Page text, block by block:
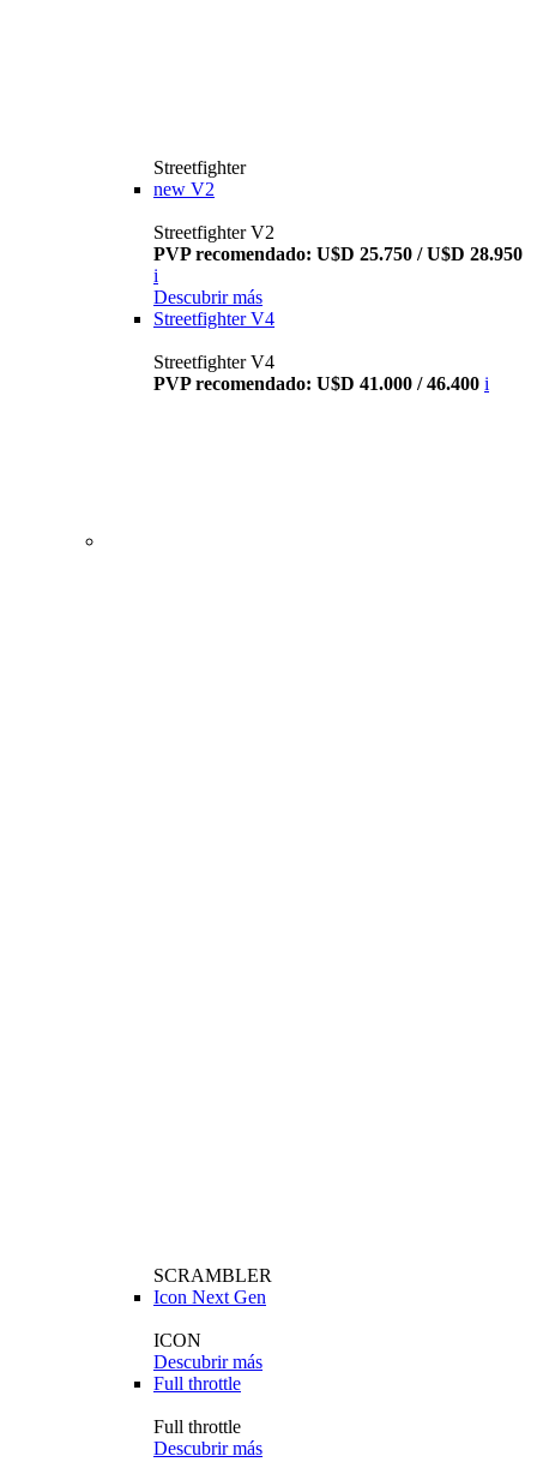
Streetfighter
new V2
Streetfighter V2
PVP recomendado: U$D 25.750 / U$D 28.950
i
Descubrir más
Streetfighter V4
Streetfighter V4
PVP recomendado: U$D 41.000 / 46.400 i
SCRAMBLER
Icon Next Gen
ICON
Descubrir más
Full throttle
Full throttle
Descubrir más